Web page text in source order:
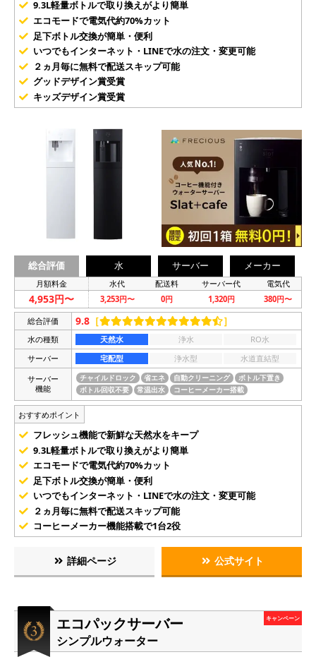
9.3L軽量ボトルで取り換えがより簡単
エコモードで電気代約70%カット
足下ボトル交換が簡単・便利
いつでもインターネット・LINEで水の注文・変更可能
２ヵ月毎に無料で配送スキップ可能
グッドデザイン賞受賞
キッズデザイン賞受賞
総合評価 水 サーバー メーカー
月額料金 水代 配送料 サーバー代 電気代
4,953円〜 3,253円〜 0円 1,320円 380円〜
総合評価 9.8 ［ ］
水の種類 天然水 浄水
RO水
サーバー
宅配型 浄水型
水道直結型
サーバー
機能
チャイルドロック 省エネ 自動クリーニング
ボトル下置き
ボトル回収不要
常温出水 コーヒーメーカー搭載
おすすめポイント
フレッシュ機能で新鮮な天然水をキープ
9.3L軽量ボトルで取り換えがより簡単
エコモードで電気代約70%カット
足下ボトル交換が簡単・便利
いつでもインターネット・LINEで水の注文・変更可能
２ヵ月毎に無料で配送スキップ可能
コーヒーメーカー機能搭載で1台2役
詳細ページ 公式サイト
エコパックサーバー
シンプルウォーター
キャンペーン